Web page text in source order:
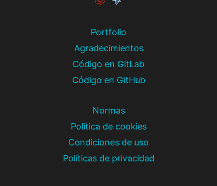
Portfolio
Agradecimientos
Código en GitLab
Código en GitHub
Normas
Política de cookies
Condiciones de uso
Políticas de privacidad